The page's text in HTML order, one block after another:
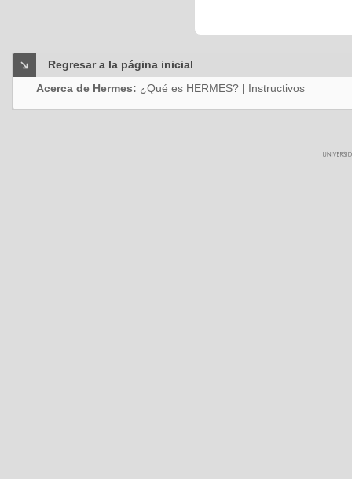
Regresar a la página inicial
Acerca de Hermes: ¿Qué es HERMES? | Instructivos